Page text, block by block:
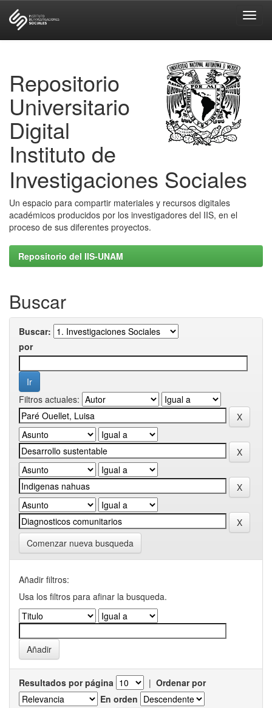
Repositorio
Universitario
Digital
Instituto de
Investigaciones Sociales
Un espacio para compartir materiales y recursos digitales
académicos producidos por los investigadores del IIS, en el
proceso de sus diferentes proyectos.
Repositorio del IIS-UNAM
Buscar
Buscar:
por
Filtros actuales:
Comenzar nueva busqueda
Añadir filtros:
Usa los filtros para afinar la busqueda.
Resultados por página | Ordenar por
En orden